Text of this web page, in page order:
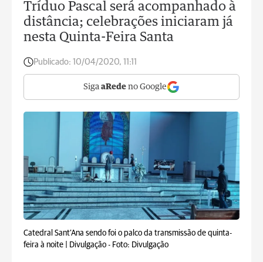
Tríduo Pascal será acompanhado à
distância; celebrações iniciaram já
nesta Quinta-Feira Santa
Publicado: 10/04/2020, 11:11
Siga aRede no Google
Catedral Sant’Ana sendo foi o palco da transmissão de quinta-
feira à noite | Divulgação - Foto: Divulgação